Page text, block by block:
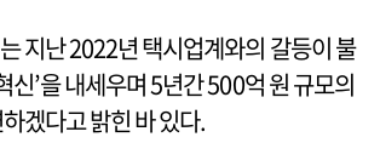
지난 2022년 택시업계와의 갈등이 불
신’을 내세우며 5년간 500억 원 규모의
겠다고 밝힌 바 있다.